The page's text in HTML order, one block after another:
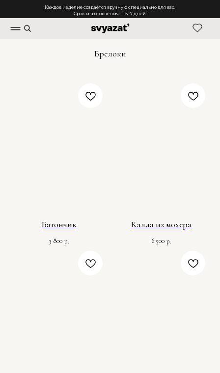
Каждое изделие создаётся вручную специально для вас.
Срок изготовления — 5–7 дней.
Брелоки
Батончик
3 800 р.
Калла из мохера
6 500 р.